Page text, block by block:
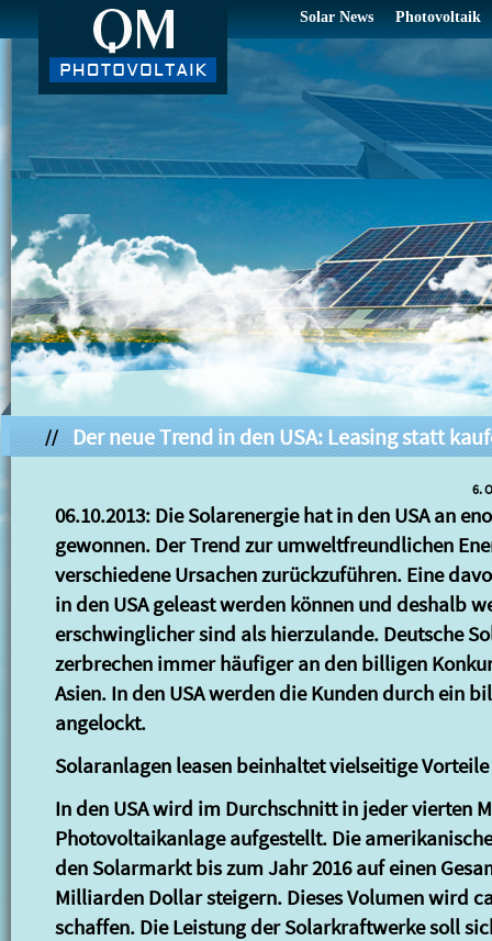
Solar News Photovoltaik
// Der neue Trend in den USA: Leasing statt
6.
06.10.2013: Die Solarenergie hat in den USA an
gewonnen. Der Trend zur umweltfreundlichen
verschiedene Ursachen zurückzuführen. Eine
in den USA geleast werden können und deshalb
erschwinglicher sind als hierzulande. Deutsche
zerbrechen immer häufiger an den billigen
Asien. In den USA werden die Kunden durch ein
angelockt.
Solaranlagen leasen beinhaltet vielseitige Vorteile
In den USA wird im Durchschnitt in jeder vierten
Photovoltaikanlage aufgestellt. Die
den Solarmarkt bis zum Jahr 2016 auf einen
Milliarden Dollar steigern. Dieses Volumen wird
schaffen. Die Leistung der Solarkraftwerke soll